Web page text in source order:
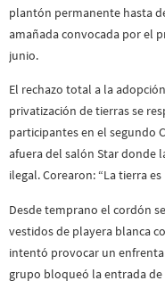
plantón permanente hasta
amañada convocada por el
junio.
El rechazo total a la
privatización de tierras se
participantes en el segundo
afuera del salón Star donde
ilegal. Corearon: “La tierra
Desde temprano el cordón
vestidos de playera blanca
intentó provocar un
grupo bloqueó la entrada